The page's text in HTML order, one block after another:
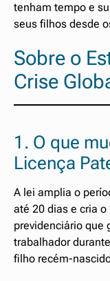
tenham tempo e
seus filhos desde
Sobre o
Crise
1. O que
Licença
A lei amplia o
até 20 dias e cria
previdenciário que
trabalhador
filho recém-